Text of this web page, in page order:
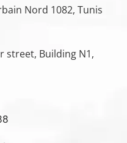
Nord 1082, Tunis
street, Building N1,